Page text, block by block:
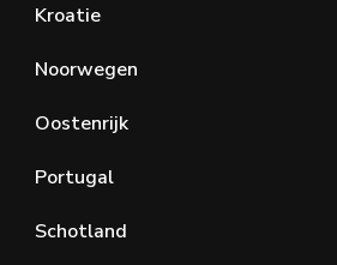
Kroatie
Noorwegen
Oostenrijk
Portugal
Schotland